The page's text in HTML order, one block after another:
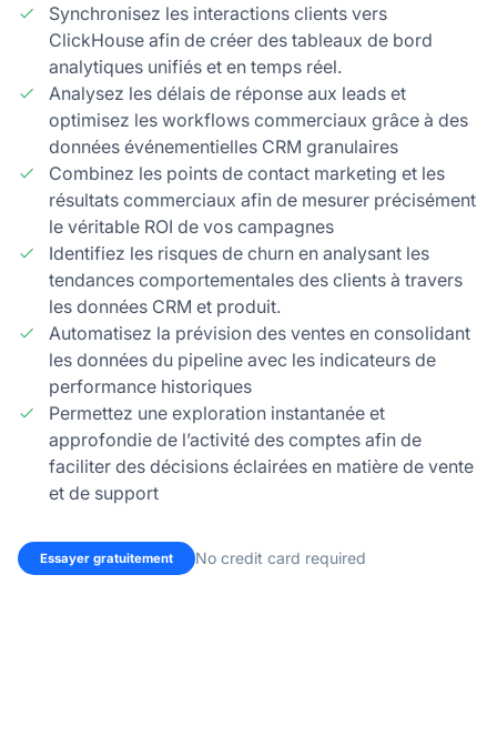
Synchronisez les interactions clients vers
ClickHouse afin de créer des tableaux de bord
analytiques unifiés et en temps réel.
Analysez les délais de réponse aux leads et
optimisez les workflows commerciaux grâce à des
données événementielles CRM granulaires
Combinez les points de contact marketing et les
résultats commerciaux afin de mesurer précisément
le véritable ROI de vos campagnes
Identifiez les risques de churn en analysant les
tendances comportementales des clients à travers
les données CRM et produit.
Automatisez la prévision des ventes en consolidant
les données du pipeline avec les indicateurs de
performance historiques
Permettez une exploration instantanée et
approfondie de l’activité des comptes afin de
faciliter des décisions éclairées en matière de vente
et de support
Essayer gratuitement No credit card required